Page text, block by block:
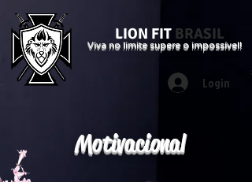
LION FIT BRASIL
Viva no limite supere o impossível!
Login
Motivacional